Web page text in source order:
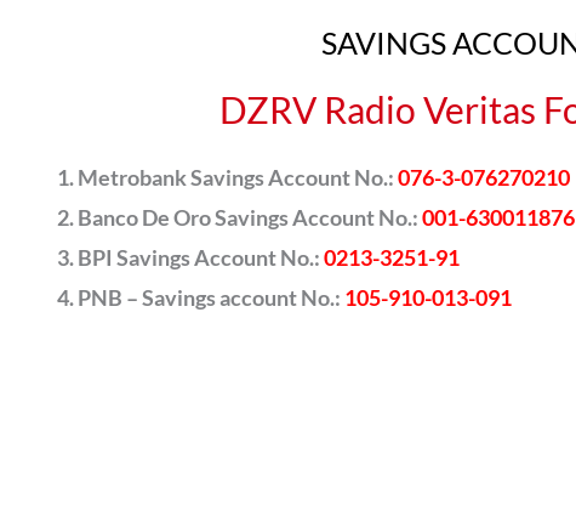
SAVINGS
DZRV Radio Veritas
Metrobank Savings Account No.:076-3-076270210
Banco De Oro Savings Account No.:001-630011876
BPI Savings Account No.:0213-3251-91
PNB – Savings account No.: 105-910-013-091